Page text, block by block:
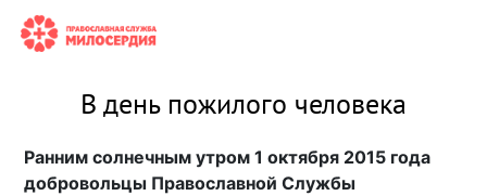
В день пожилого человека
Ранним солнечным утром 1 октября 2015 года
добровольцы Православной Службы